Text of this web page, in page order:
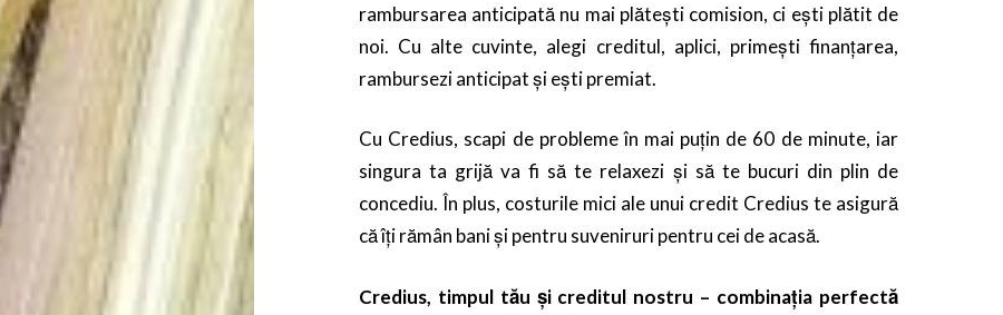
rambursarea anticipată nu mai plătești comision, ci ești plătit de
noi. Cu alte cuvinte, alegi creditul, aplici, primești finanțarea,
rambursezi anticipat și ești premiat.
Cu Credius, scapi de probleme în mai puțin de 60 de minute, iar
singura ta grijă va fi să te relaxezi și să te bucuri din plin de
concediu. În plus, costurile mici ale unui credit Credius te asigură
că îți rămân bani și pentru suveniruri pentru cei de acasă.
Credius, timpul tău și creditul nostru – combinația perfectă